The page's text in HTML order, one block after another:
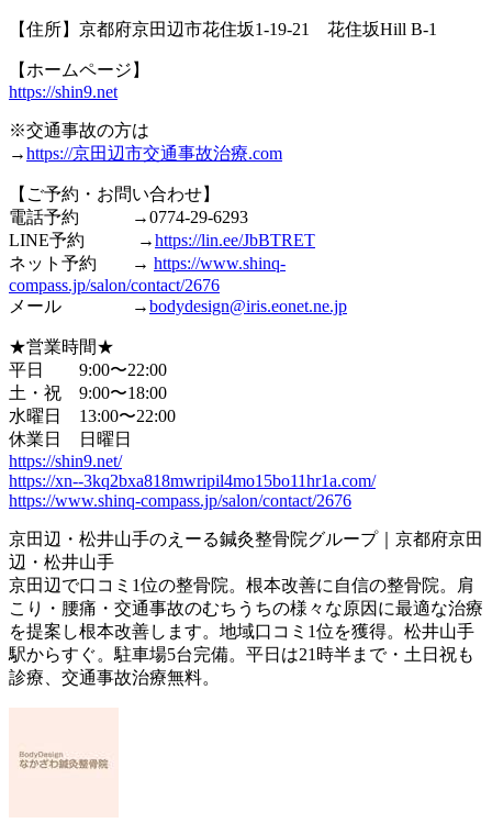
【住所】京都府京田辺市花住坂1-19-21 花住坂Hill B-1
【ホームページ】
https://shin9.net
※交通事故の方は
→https://京田辺市交通事故治療.com
【ご予約・お問い合わせ】
電話予約 →0774-29-6293
LINE予約 →https://lin.ee/JbBTRET
ネット予約 → https://www.shinq-
compass.jp/salon/contact/2676
メール →bodydesign@iris.eonet.ne.jp
★営業時間★
平日 9:00〜22:00
土・祝 9:00〜18:00
水曜日 13:00〜22:00
休業日 日曜日
https://shin9.net/
https://xn--3kq2bxa818mwripil4mo15bo11hr1a.com/
https://www.shinq-compass.jp/salon/contact/2676
京田辺・松井山手のえーる鍼灸整骨院グループ｜京都府京田
辺・松井山手
京田辺で口コミ1位の整骨院。根本改善に自信の整骨院。肩
こり・腰痛・交通事故のむちうちの様々な原因に最適な治療
を提案し根本改善します。地域口コミ1位を獲得。松井山手
駅からすぐ。駐車場5台完備。平日は21時半まで・土日祝も
診療、交通事故治療無料。